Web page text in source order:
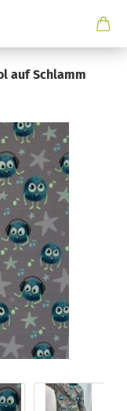
auf Schlamm